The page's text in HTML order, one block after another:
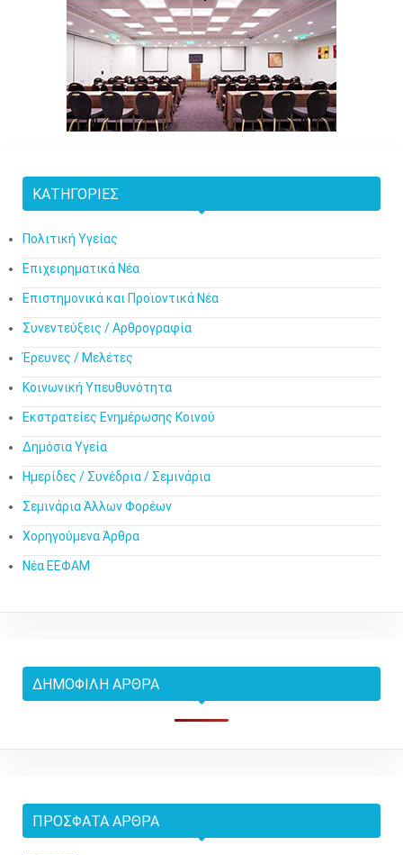
ΚΑΤΗΓΟΡΊΕΣ
Πολιτική Υγείας
Επιχειρηματικά Νέα
Επιστημονικά και Προϊοντικά Νέα
Συνεντεύξεις / Αρθρογραφία
Έρευνες / Μελέτες
Κοινωνική Υπευθυνότητα
Εκστρατείες Ενημέρωσης Κοινού
Δημόσια Υγεία
Ημερίδες / Συνέδρια / Σεμινάρια
Σεμινάρια Άλλων Φορέων
Χορηγούμενα Άρθρα
Νέα ΕΕΦΑΜ
ΔΗΜΟΦΙΛΉ ΆΡΘΡΑ
ΠΡΌΣΦΑΤΑ ΆΡΘΡΑ